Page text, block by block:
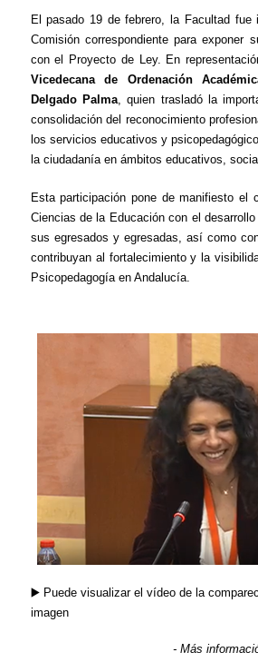
El pasado 19 de febrero, la Facultad
Comisión correspondiente para exponer
con el Proyecto de Ley. En
Vicedecana de Ordenación
Delgado Palma, quien trasladó la
consolidación del reconocimiento
los servicios educativos y
la ciudadanía en ámbitos educativos,
Esta participación pone de manifiesto el
Ciencias de la Educación con el
sus egresados y egresadas, así como
contribuyan al fortalecimiento y la
Psicopedagogía en Andalucía.
▶️Puede visualizar el vídeo de la
imagen
- Más